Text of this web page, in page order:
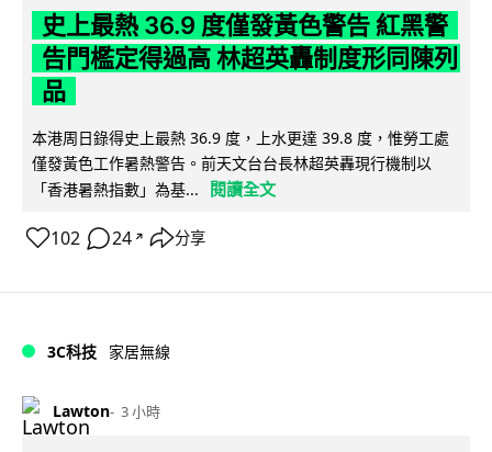
史上最熱 36.9 度僅發黃色警告 紅黑警
告門檻定得過高 林超英轟制度形同陳列
品
本港周日錄得史上最熱 36.9 度，上水更達 39.8 度，惟勞工處
僅發黃色工作暑熱警告。前天文台台長林超英轟現行機制以
「香港暑熱指數」為基...
閱讀全文
102 24 ↗ 分享
3C科技 家居無線
Lawton 3 小時